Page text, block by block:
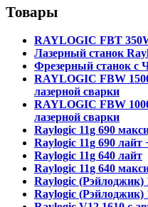
Товары
RAYLOGIC FBT
Лазерный станок
Фрезерный станок с
RAYLOGIC FBW
лазерной сварки
RAYLOGIC FBW
лазерной сварки
Raylogic 11g 690
Raylogic 11g 690 лайт
Raylogic 11g 640 лайт
Raylogic 11g 640
Raylogic (Рэйлоджик)
Raylogic (Рэйлоджик)